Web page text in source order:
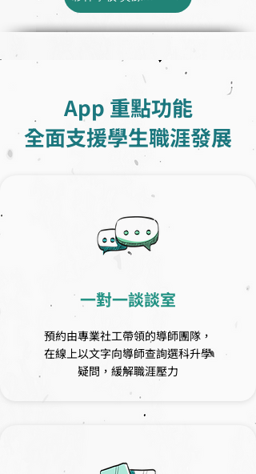
App 重點功能
全面支援學生職涯發展
一對一談談室
預約由專業社工帶領的導師團隊，
在線上以文字向導師查詢選科升學
疑問，緩解職涯壓力